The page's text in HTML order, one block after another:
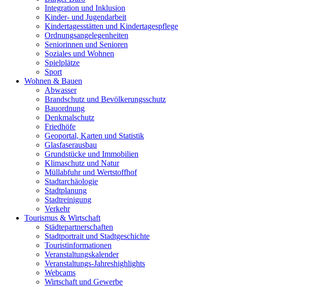
Integration und Inklusion
Kinder- und Jugendarbeit
Kindertagesstätten und Kindertagespflege
Ordnungsangelegenheiten
Seniorinnen und Senioren
Soziales und Wohnen
Spielplätze
Sport
Wohnen & Bauen
Abwasser
Brandschutz und Bevölkerungsschutz
Bauordnung
Denkmalschutz
Friedhöfe
Geoportal, Karten und Statistik
Glasfaserausbau
Grundstücke und Immobilien
Klimaschutz und Natur
Müllabfuhr und Wertstoffhof
Stadtarchäologie
Stadtplanung
Stadtreinigung
Verkehr
Tourismus & Wirtschaft
Städtepartnerschaften
Stadtportrait und Stadtgeschichte
Touristinformationen
Veranstaltungskalender
Veranstaltungs-Jahreshighlights
Webcams
Wirtschaft und Gewerbe